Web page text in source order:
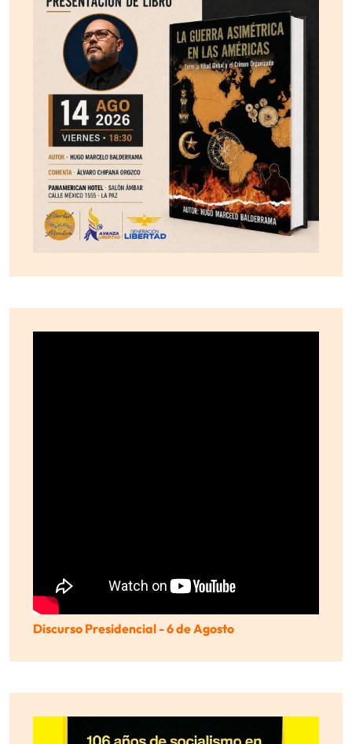
Discurso Presidencial - 6 de Agosto